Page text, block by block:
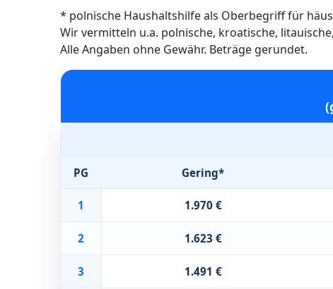
* polnische Haushaltshilfe als Oberbegriff für
Wir vermitteln u.a. polnische, kroatische,
Alle Angaben ohne Gewähr. Beträge gerundet.
PG Gering*
1 1.970 €
2 1.623 €
3 1.491 €